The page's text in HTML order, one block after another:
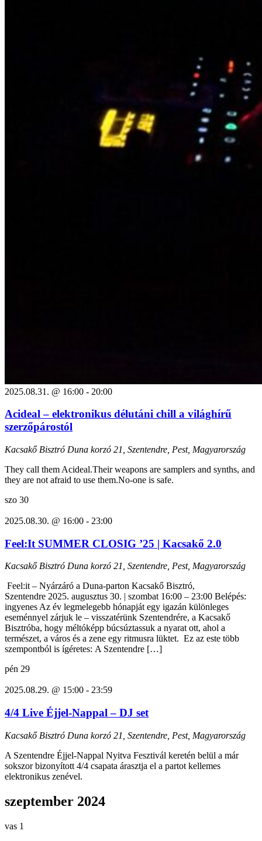
2025.08.31. @ 16:00 - 20:00
Acideal – elektronikus délutáni chill a világhírű
szerzőpárostól
Kacsakő Bisztró Duna korzó 21, Szentendre, Pest, Magyarország
They call them Acideal.Their weapons are samplers and synths, and
they are not afraid to use them.No-one is safe.
szo 30
2025.08.30. @ 16:00 - 23:00
Feel:It SUMMER CLOSIG ’25 | Kacsakő 2.0
Kacsakő Bisztró Duna korzó 21, Szentendre, Pest, Magyarország
Feel:it – Nyárzáró a Duna-parton Kacsakő Bisztró,
Szentendre 2025. augusztus 30. | szombat 16:00 – 23:00 Belépés:
ingyenes Az év legmelegebb hónapját egy igazán különleges
eseménnyel zárjuk le – visszatérünk Szentendrére, a Kacsakő
Bisztróba, hogy méltóképp búcsúztassuk a nyarat ott, ahol a
természet, a város és a zene egy ritmusra lüktet. Ez az este több
szempontból is ígéretes: A Szentendre […]
pén 29
2025.08.29. @ 15:00 - 23:59
4/4 Live Éjjel-Nappal – DJ set
Kacsakő Bisztró Duna korzó 21, Szentendre, Pest, Magyarország
A Szentendre Éjjel-Nappal Nyitva Fesztivál keretén belül a már
sokszor bizonyított 4/4 csapata árasztja el a partot kellemes
elektronikus zenével.
szeptember 2024
vas 1